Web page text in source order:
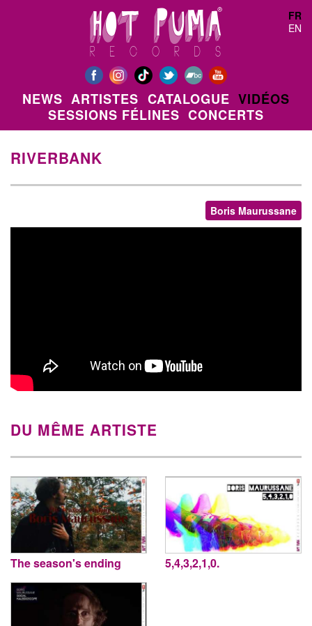
FR
EN
NEWS ARTISTES CATALOGUE VIDÉOS
SESSIONS FÉLINES CONCERTS
RIVERBANK
Boris Maurussane
DU MÊME ARTISTE
The season's ending 5,4,3,2,1,0.